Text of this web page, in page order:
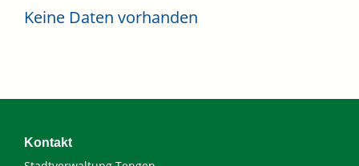
Keine Daten vorhanden
Kontakt